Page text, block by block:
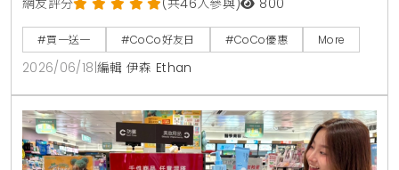
日至6月21日加碼消暑活動，大杯芒果冰沙、雪沙椰椰
咖啡、雪沙椰椰冬瓜3款指定特調冰沙限時特價49元。
網友評分 (共46人參與) 800
#買一送一 #CoCo好友日 #CoCo優惠 More
2026/06/18 編輯 伊森 Ethan